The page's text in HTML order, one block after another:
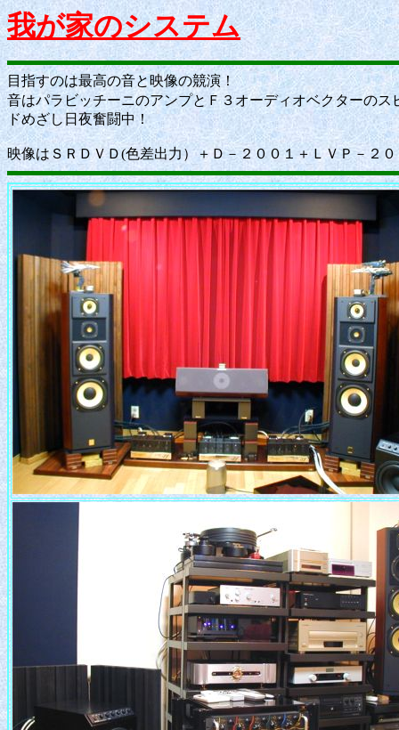
我が家のシステム
目指すのは最高の音と映像の競演！
音はパラビッチーニのアンプとＦ３オーディオベクターの
ドめざし日夜奮闘中！
映像はＳＲＤＶＤ(色差出力）＋Ｄ－２００１＋ＬＶＰ－２